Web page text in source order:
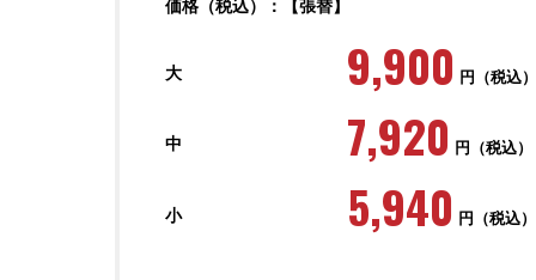
価格（税込）：【張替】
大 9,900 円（税込
中 7,920 円（税込）
小 5,940 円（税込）